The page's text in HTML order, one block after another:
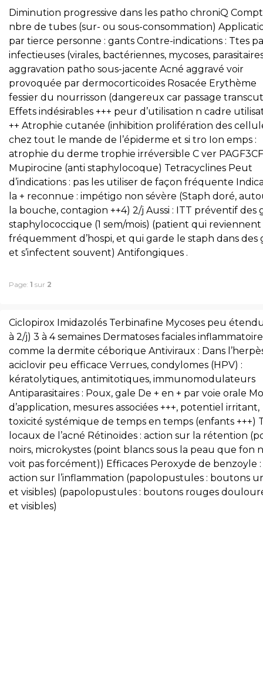
Diminution progressive dans les patho chroniQ
nbre de tubes (sur- ou sous-consommation)
par tierce personne : gants Contre-indications : Ttes
infectieuses (virales, bactériennes, mycoses,
aggravation patho sous-jacente Acné aggravé voir
provoquée par dermocorticoïdes Rosacée Erythème
fessier du nourrisson (dangereux car passage
Effets indésirables +++ peur d’utilisation n cadre
++ Atrophie cutanée (inhibition prolifération des
chez tout le mande de l’épiderme et si tro Ion emps :
atrophie du derme trophie irréversible C ver
Mupirocine (anti staphylocoque) Tetracyclines Peut
d’indications : pas les utiliser de façon fréquente
la + reconnue : impétigo non sévère (Staph doré,
la bouche, contagion ++4) 2/j Aussi : ITT préventif des
staphylococcique (1 sem/mois) (patient qui reviennent
fréquemment d’hospi, et qui garde le staph dans des
et s’infectent souvent) Antifongiques .
Page: 1 sur 2
Ciclopirox Imidazolés Terbinafine Mycoses peu
à 2/j) 3 à 4 semaines Dermatoses faciales
comme la dermite céborique Antiviraux : Dans
aciclovir peu efficace Verrues, condylomes (HPV) :
kératolytiques, antimitotiques, immunomodulateurs
Antiparasitaires : Poux, gale De + en + par voie orale
d’application, mesures associées +++, potentiel irritant,
toxicité systémique de temps en temps (enfants +++)
locaux de l’acné Rétinoïdes : action sur la rétention
noirs, microkystes (point blancs sous la peau que fon
voit pas forcément)) Efficaces Peroxyde de benzoyle :
action sur l’inflammation (papolopustules : boutons
et visibles) (papolopustules : boutons rouges
et visibles)